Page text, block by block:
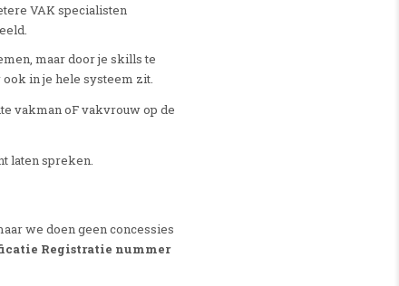
VAK specialisten
maar door je skills te
in je hele systeem zit.
vakman oF vakvrouw op de
laten spreken.
we doen geen concessies
Registratie nummer